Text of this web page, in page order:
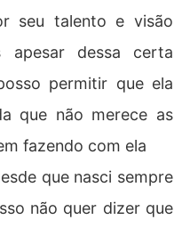
seu talento e visão
apesar dessa certa
permitir que ela
que não merece as
fazendo com ela
que nasci sempre
não quer dizer que